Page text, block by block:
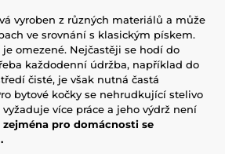
vyroben z různých materiálů a může
ve srovnání s klasickým pískem.
omezené. Nejčastěji se hodí do
každodenní údržba, například do
čisté, je však nutná častá
bytové kočky se nehrudkující stelivo
více práce a jeho výdrž není
zejména pro domácnosti se